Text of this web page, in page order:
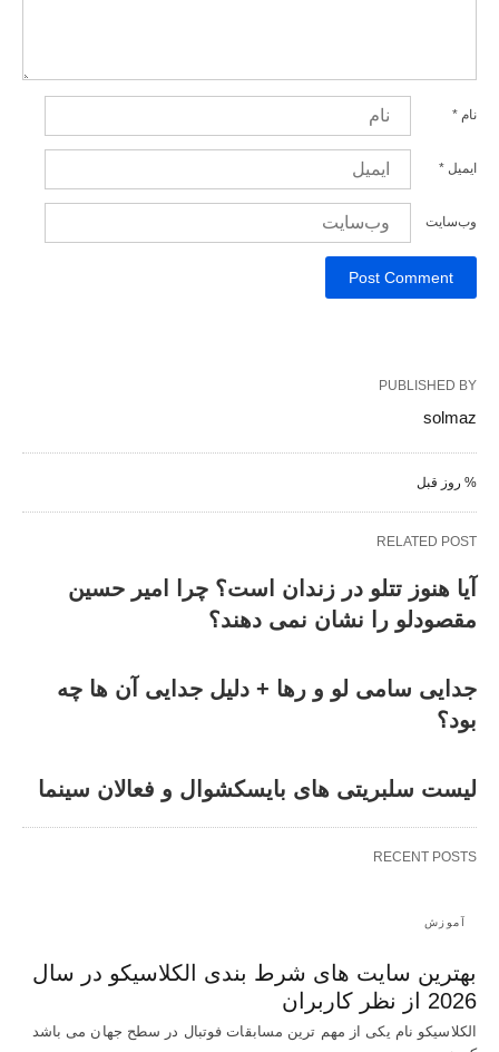
نام *
ایمیل *
وب‌سایت
PUBLISHED BY
solmaz
% روز قبل
RELATED POST
آیا هنوز تتلو در زندان است؟ چرا امیر حسین
مقصودلو را نشان نمی دهند؟
جدایی سامی لو و رها + دلیل جدایی آن ها چه
بود؟
لیست سلبریتی های بایسکشوال و فعالان سینما
RECENT POSTS
آموزش
بهترین سایت های شرط بندی الکلاسیکو در سال
2026 از نظر کاربران
الکلاسیکو نام یکی از مهم ترین مسابقات فوتبال در سطح جهان می باشد